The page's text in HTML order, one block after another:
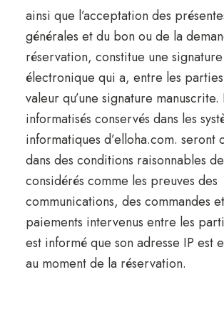
ainsi que l’acceptation des
générales et du bon ou de la
réservation, constitue une signature
électronique qui a, entre les
valeur qu’une signature
informatisés conservés dans les
informatiques d’elloha.com. seront
dans des conditions raisonnables
considérés comme les preuves des
communications, des commandes
paiements intervenus entre les
est informé que son adresse IP est
au moment de la réservation.